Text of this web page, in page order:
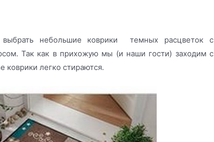
небольшие коврики темных расцветок с
Так как в прихожую мы (и наши гости) заходим с
коврики легко стираются.